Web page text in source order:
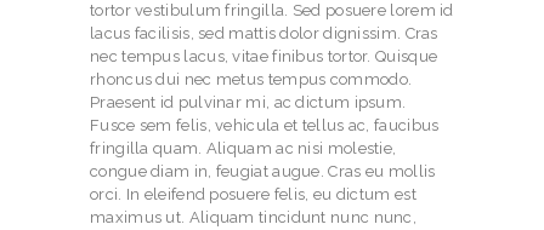
tortor vestibulum fringilla. Sed posuere lorem id
lacus facilisis, sed mattis dolor dignissim. Cras
nec tempus lacus, vitae finibus tortor. Quisque
rhoncus dui nec metus tempus commodo.
Praesent id pulvinar mi, ac dictum ipsum.
Fusce sem felis, vehicula et tellus ac, faucibus
fringilla quam. Aliquam ac nisi molestie,
congue diam in, feugiat augue. Cras eu mollis
orci. In eleifend posuere felis, eu dictum est
maximus ut. Aliquam tincidunt nunc nunc,